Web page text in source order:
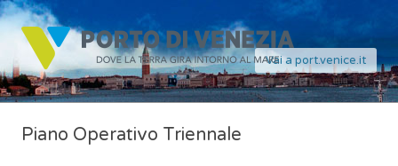
Vai a port.venice.it
Piano Operativo Triennale